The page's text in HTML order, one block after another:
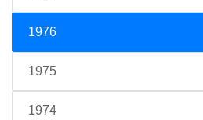
1976
1975
1974